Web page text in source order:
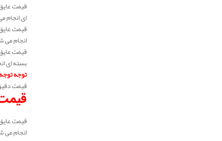
ای انجام می
انجام می شود
بسته ای
توجه
قیمت
انجام می شود